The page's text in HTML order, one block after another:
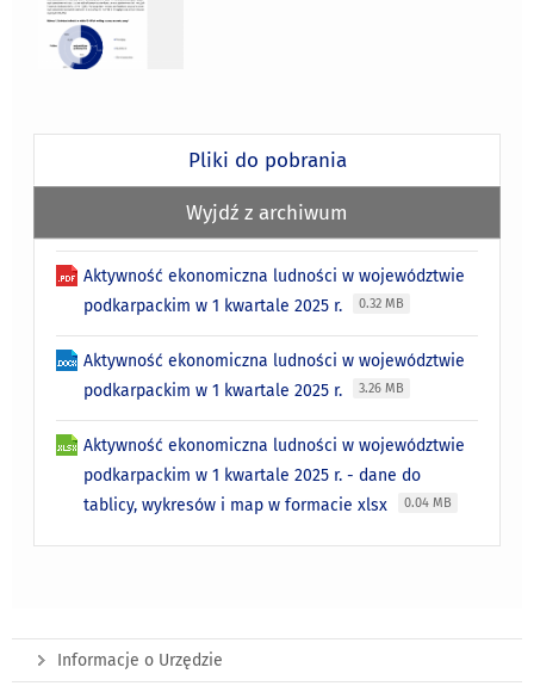
Pliki do pobrania
Wyjdź z archiwum
Aktywność ekonomiczna ludności w województwie
podkarpackim w 1 kwartale 2025 r.
0.32 MB
Aktywność ekonomiczna ludności w województwie
podkarpackim w 1 kwartale 2025 r.
3.26 MB
Aktywność ekonomiczna ludności w województwie
podkarpackim w 1 kwartale 2025 r. - dane do
tablicy, wykresów i map w formacie xlsx
0.04 MB
Informacje o Urzędzie